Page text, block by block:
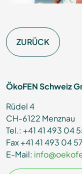
ZURÜCK
ÖkoFEN Schweiz
Rüdel 4
CH-6122 Menznau
Tel.: +41 41 493 04
Fax +41 41 493 04 57
E-Mail: